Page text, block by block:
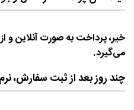
خیر، پرداخت به صورت آنلاین و
می‌گیرد.
چند روز بعد از ثبت سفارش،